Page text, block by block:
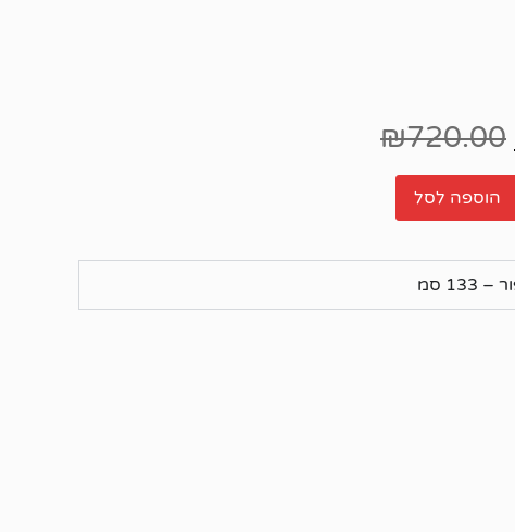
₪720.00
הוספה לסל